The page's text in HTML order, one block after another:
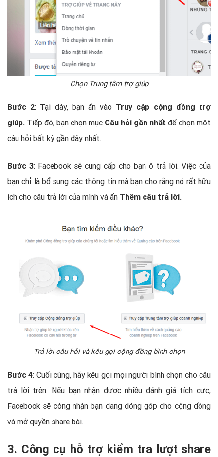
Chọn Trung tâm trợ giúp
Bước 2: Tại đây, bạn ấn vào Truy cập cộng đồng trợ
giúp. Tiếp đó, bạn chọn mục Câu hỏi gần nhất để chọn một
câu hỏi bất kỳ gần đây nhất.
Bước 3: Facebook sẽ cung cấp cho bạn ô trả lời. Việc của
bạn chỉ là bổ sung các thông tin mà bạn cho rằng nó rất hữu
ích cho câu trả lời của mình và ấn Thêm câu trả lời.
Trả lời câu hỏi và kêu gọi cộng đồng bình chọn
Bước 4: Cuối cùng, hãy kêu gọi mọi người bình chọn cho câu
trả lời trên. Nếu bạn nhận được nhiều đánh giá tích cực,
Facebook sẽ công nhận bạn đang đóng góp cho cộng đồng
và mở quyền share bài.
3. Công cụ hỗ trợ kiểm tra lượt share